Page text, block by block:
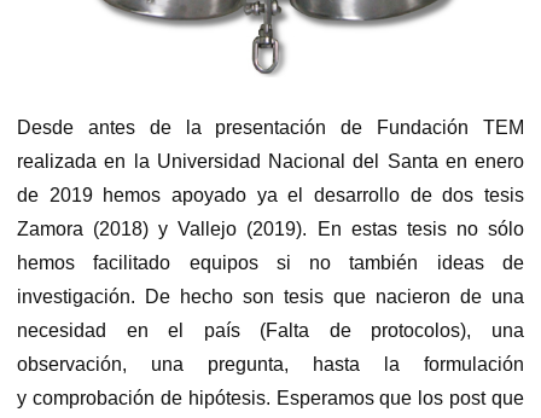
Desde antes de la presentación de Fundación TEM
realizada en la Universidad Nacional del Santa en enero
de 2019 hemos apoyado ya el desarrollo de dos tesis
Zamora (2018) y Vallejo (2019). En estas tesis no sólo
hemos facilitado equipos si no también ideas de
investigación. De hecho son tesis que nacieron de una
necesidad en el país (Falta de protocolos), una
observación, una pregunta, hasta la formulación
y comprobación de hipótesis. Esperamos que los post que